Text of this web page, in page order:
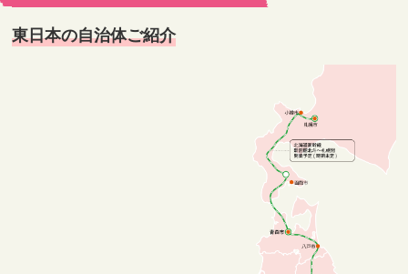
東日本の自治体ご紹介